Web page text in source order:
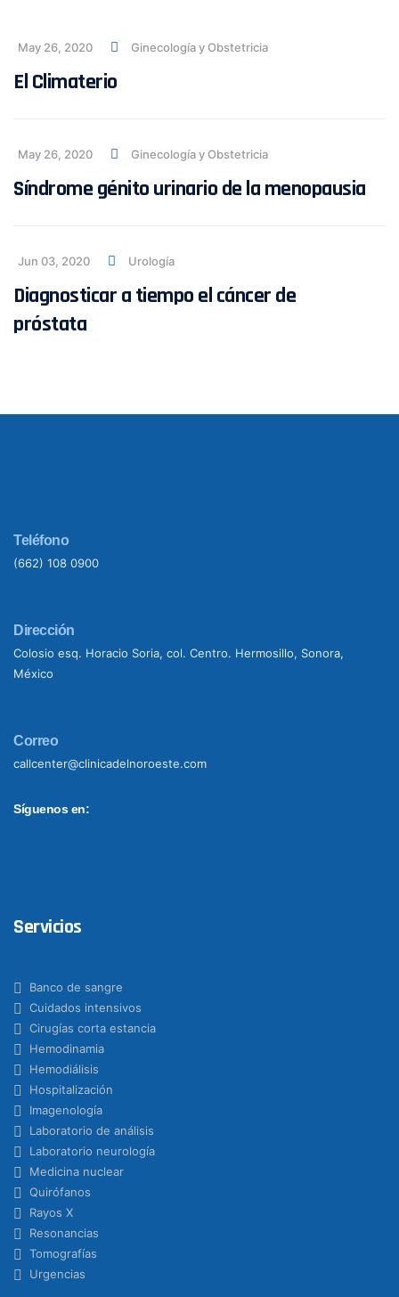
May 26, 2020 Ginecología y Obstetricia
El Climaterio
May 26, 2020 Ginecología y Obstetricia
Síndrome génito urinario de la menopausia
Jun 03, 2020 Urología
Diagnosticar a tiempo el cáncer de
próstata
Teléfono
(662) 108 0900
Dirección
Colosio esq. Horacio Soria, col. Centro. Hermosillo, Sonora,
México
Correo
callcenter@clinicadelnoroeste.com
Síguenos en:
Servicios
Banco de sangre
Cuidados intensivos
Cirugías corta estancia
Hemodinamia
Hemodiálisis
Hospitalización
Imagenología
Laboratorio de análisis
Laboratorio neurología
Medicina nuclear
Quirófanos
Rayos X
Resonancias
Tomografías
Urgencias